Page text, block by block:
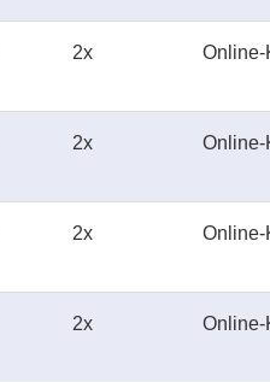
2x Online-
2x Online-
2x Online-
2x Online-